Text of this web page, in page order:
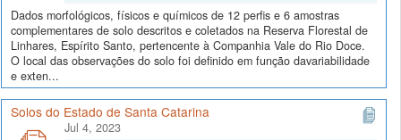
Dados morfológicos, físicos e químicos de 12 perfis e 6 amostras
complementares de solo descritos e coletados na Reserva Florestal de
Linhares, Espírito Santo, pertencente à Companhia Vale do Rio Doce.
O local das observações do solo foi definido em função davariabilidade
e exten...
Solos do Estado de Santa Catarina
Jul 4, 2023